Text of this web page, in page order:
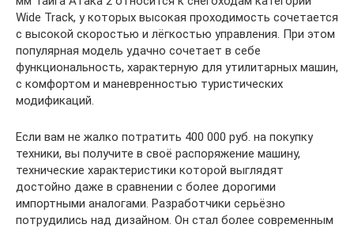
Wide Track, у которых высокая проходимость сочетается
с высокой скоростью и лёгкостью управления. При этом
популярная модель удачно сочетает в себе
функциональность, характерную для утилитарных машин,
с комфортом и маневренностью туристических
модификаций.
Если вам не жалко потратить 400 000 руб. на покупку
техники, вы получите в своё распоряжение машину,
технические характеристики которой выглядят
достойно даже в сравнении с более дорогими
импортными аналогами. Разработчики серьёзно
потрудились над дизайном. Он стал более современным